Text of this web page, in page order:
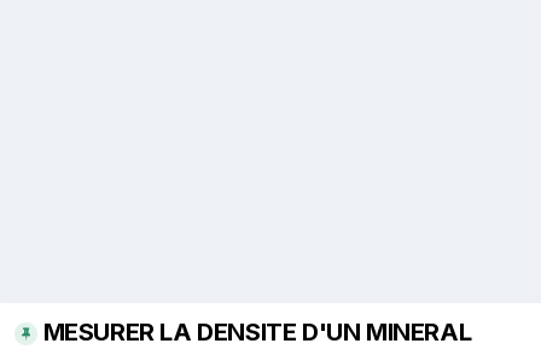
MESURER LA DENSITE D'UN MINERAL